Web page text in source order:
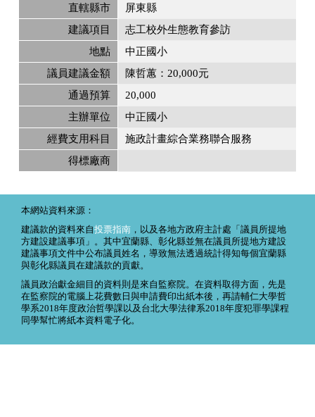
直轄縣市
屏東縣
建議項目
志工校外生態教育參訪
地點
中正國小
議員建議金額
陳哲蕙：20,000元
通過預算
20,000
主辦單位
中正國小
經費支用科目
施政計畫綜合業務聯合服務
得標廠商
本網站資料來源：
建議款的資料來自投票指南 ，以及各地方政府主計處「議員所提地
方建設建議事項」。其中宜蘭縣、彰化縣並無在議員所提地方建設
建議事項文件中公布議員姓名，導致無法透過統計得知每個宜蘭縣
與彰化縣議員在建議款的貢獻。
議員政治獻金細目的資料則是來自監察院。在資料取得方面，先是
在監察院的電腦上花費數日與申請費印出紙本後，再請輔仁大學哲
學系2018年度政治哲學課以及台北大學法律系2018年度犯罪學課程
同學幫忙將紙本資料電子化。